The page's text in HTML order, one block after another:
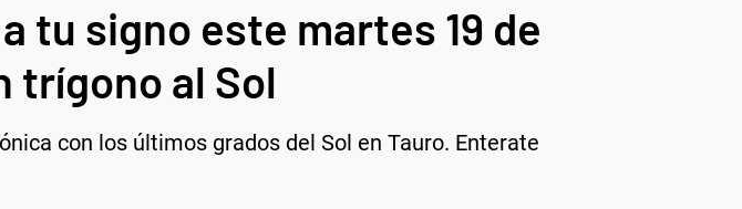
tu signo este martes 19 de
trígono al Sol
con los últimos grados del Sol en Tauro. Enterate